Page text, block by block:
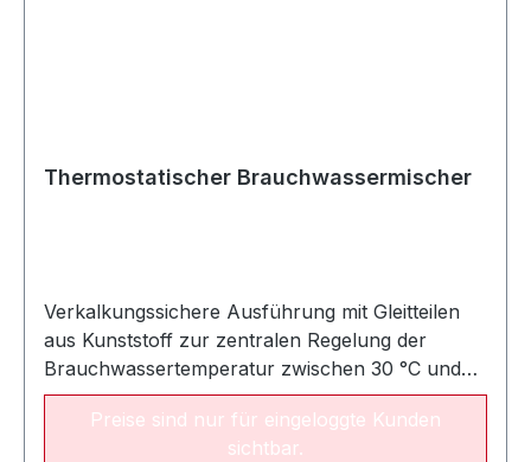
Thermostatischer Brauchwassermischer
Verkalkungssichere Ausführung mit Gleitteilen
aus Kunststoff zur zentralen Regelung der
Brauchwassertemperatur zwischen 30 °C und
60 °C. Serienmäßig mit eingebautem
Rückflussverhinderer.
Preise sind nur für eingeloggte Kunden
sichtbar.